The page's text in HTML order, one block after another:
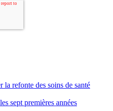
la refonte des soins de santé
sept premières années